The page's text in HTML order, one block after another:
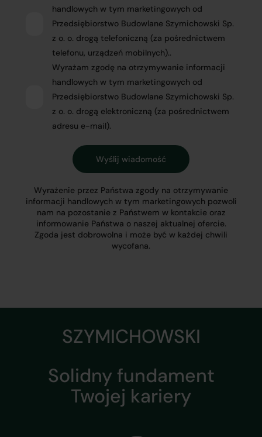
handlowych w tym marketingowych od
Przedsiębiorstwo Budowlane Szymichowski Sp.
z o. o. drogą telefoniczną (za pośrednictwem
telefonu, urządzeń mobilnych)..
Wyrażam zgodę na otrzymywanie informacji
handlowych w tym marketingowych od
Przedsiębiorstwo Budowlane Szymichowski Sp.
z o. o. drogą elektroniczną (za pośrednictwem
adresu e-mail).
Wyrażenie przez Państwa zgody na otrzymywanie
informacji handlowych w tym marketingowych pozwoli
nam na pozostanie z Państwem w kontakcie oraz
informowanie Państwa o naszej aktualnej ofercie.
Zgoda jest dobrowolna i może być w każdej chwili
wycofana.
SZYMICHOWSKI
Solidny fundament
Twojej kariery